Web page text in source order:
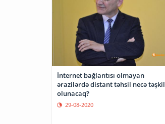
İnternet bağlantısı olmayan
ərazilərdə distant təhsil necə təşkil
olunacaq?
29-08-2020